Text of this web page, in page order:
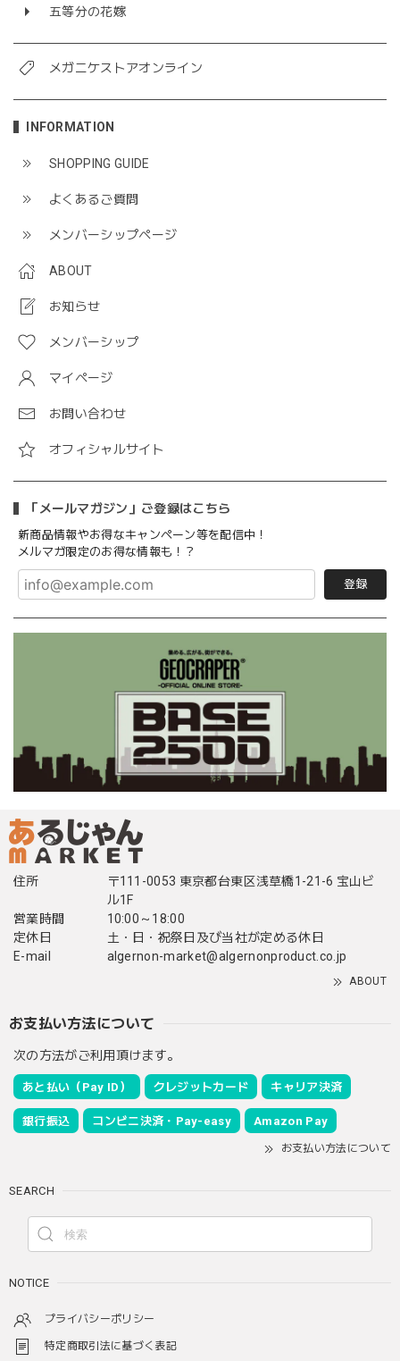
五等分の花嫁
メガニケストアオンライン
INFORMATION
SHOPPING GUIDE
よくあるご質問
メンバーシップページ
ABOUT
お知らせ
メンバーシップ
マイページ
お問い合わせ
オフィシャルサイト
「メールマガジン」ご登録はこちら
新商品情報やお得なキャンペーン等を配信中！
メルマガ限定のお得な情報も！？
登録
住所
〒111-0053 東京都台東区浅草橋1-21-6 宝山ビ
ル1F
営業時間
10:00～18:00
定休日
土・日・祝祭日及び当社が定める休日
E-mail
algernon-market@algernonproduct.co.jp
ABOUT
お支払い方法について
次の方法がご利用頂けます。
あと払い（Pay ID） クレジットカード キャリア決済
銀行振込 コンビニ決済・Pay-easy Amazon Pay
お支払い方法について
SEARCH
NOTICE
プライバシーポリシー
特定商取引法に基づく表記